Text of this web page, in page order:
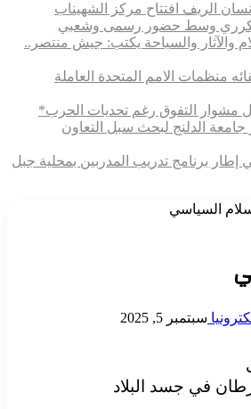
الريف افتتاح مركز الشهيناب
كرري وسط حضور رسمى وشعبي
والآثار والسياحة يكتب: جيش منتصر..
منظمات الامم المتحدة العاملة
مشوار التفوق رغم تحديات الحرب*
جامعة الدلنج لبحث سبل التعاون
مدرباً في إطار برنامج تدريب المدربين بمحلية جبل
السياسي
سبتمبر 5, 2025
في جسد البلاد